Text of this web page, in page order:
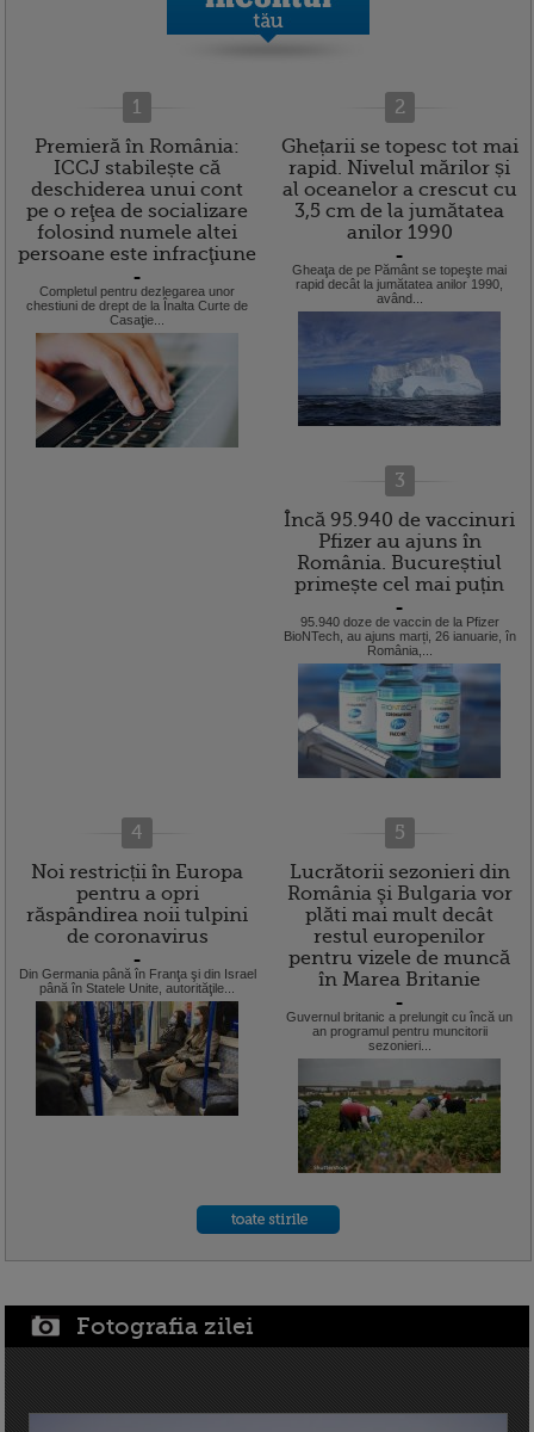
1
Premieră în România:
ICCJ stabilește că
deschiderea unui cont
pe o reţea de socializare
folosind numele altei
persoane este infracţiune
=
Completul pentru dezlegarea unor
chestiuni de drept de la Înalta Curte de
Casaţie...
2
Ghețarii se topesc tot mai
rapid. Nivelul mărilor și
al oceanelor a crescut cu
3,5 cm de la jumătatea
anilor 1990
=
Gheaţa de pe Pământ se topeşte mai
rapid decât la jumătatea anilor 1990,
având...
3
Încă 95.940 de vaccinuri
Pfizer au ajuns în
România. Bucureștiul
primește cel mai puțin
=
95.940 doze de vaccin de la Pfizer
BioNTech, au ajuns marți, 26 ianuarie, în
România,...
4
Noi restricții în Europa
pentru a opri
răspândirea noii tulpini
de coronavirus
=
Din Germania până în Franţa şi din Israel
până în Statele Unite, autorităţile...
5
Lucrătorii sezonieri din
România şi Bulgaria vor
plăti mai mult decât
restul europenilor
pentru vizele de muncă
în Marea Britanie
=
Guvernul britanic a prelungit cu încă un
an programul pentru muncitorii
sezonieri...
Fotografia zilei